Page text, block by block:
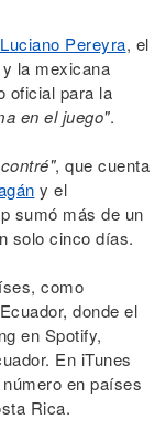
Luciano Pereyra, el
la mexicana
oficial para la
en el juego".
, que cuenta
y el
sumó más de un
solo cinco días.
como
donde el
en Spotify,
En iTunes
en países
Rica.